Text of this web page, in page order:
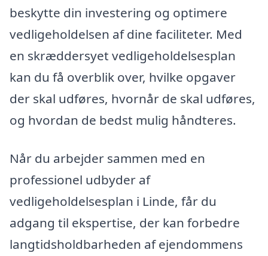
beskytte din investering og optimere
vedligeholdelsen af dine faciliteter. Med
en skræddersyet vedligeholdelsesplan
kan du få overblik over, hvilke opgaver
der skal udføres, hvornår de skal udføres,
og hvordan de bedst mulig håndteres.
Når du arbejder sammen med en
professionel udbyder af
vedligeholdelsesplan i Linde, får du
adgang til ekspertise, der kan forbedre
langtidsholdbarheden af ejendommens